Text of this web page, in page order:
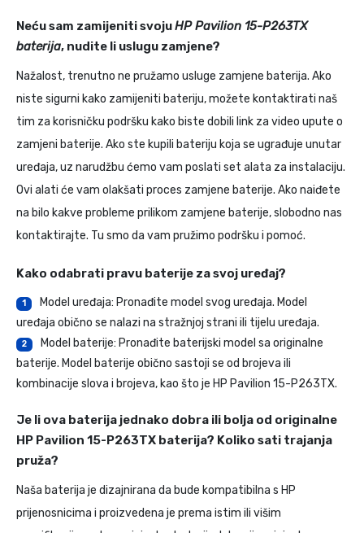
Neću sam zamijeniti svojuHP Pavilion 15-P263TX
baterija, nudite li uslugu zamjene?
Nažalost, trenutno ne pružamo usluge zamjene baterija. Ako
niste sigurni kako zamijeniti bateriju, možete kontaktirati naš
tim za korisničku podršku kako biste dobili link za video upute o
zamjeni baterije. Ako ste kupili bateriju koja se ugrađuje unutar
uređaja, uz narudžbu ćemo vam poslati set alata za instalaciju.
Ovi alati će vam olakšati proces zamjene baterije. Ako naiđete
na bilo kakve probleme prilikom zamjene baterije, slobodno nas
kontaktirajte. Tu smo da vam pružimo podršku i pomoć.
Kako odabrati pravu baterije za svoj uređaj?
1
Model uređaja: Pronađite model svog uređaja. Model
uređaja obično se nalazi na stražnjoj strani ili tijelu uređaja.
2
Model baterije: Pronađite baterijski model sa originalne
baterije. Model baterije obično sastoji se od brojeva ili
kombinacije slova i brojeva, kao što je HP Pavilion 15-P263TX.
Je li ova baterija jednako dobra ili bolja od originalne
HP Pavilion 15-P263TX baterija? Koliko sati trajanja
pruža?
Naša baterija je dizajnirana da bude kompatibilna s HP
prijenosnicima i proizvedena je prema istim ili višim